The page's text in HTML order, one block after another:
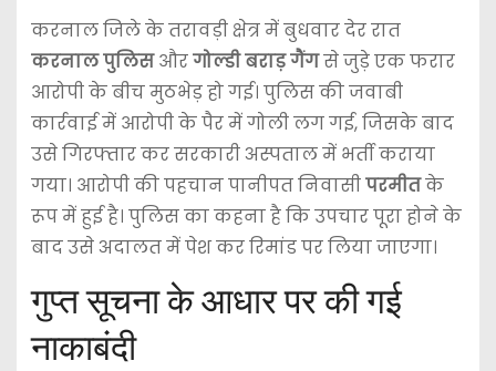
करनाल जिले के तरावड़ी क्षेत्र में बुधवार देर रात
करनाल पुलिसऔरगोल्डी बराड़ गैंगसे जुड़े एक फरार
आरोपी के बीच मुठभेड़ हो गई। पुलिस की जवाबी
कार्रवाई में आरोपी के पैर में गोली लग गई, जिसके बाद
उसे गिरफ्तार कर सरकारी अस्पताल में भर्ती कराया
गया। आरोपी की पहचान पानीपत निवासीपरमीतके
रूप में हुई है। पुलिस का कहना है कि उपचार पूरा होने के
बाद उसे अदालत में पेश कर रिमांड पर लिया जाएगा।
गुप्त सूचना के आधार पर की गई
नाकाबंदी